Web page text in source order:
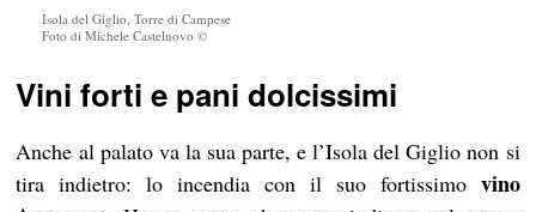
Isola del Giglio, Torre di Campese
Foto di Michele Castelnovo ©
Vini forti e pani dolcissimi
Anche al palato va la sua parte, e l’Isola del Giglio non si
tira indietro: lo incendia con il suo fortissimo vino